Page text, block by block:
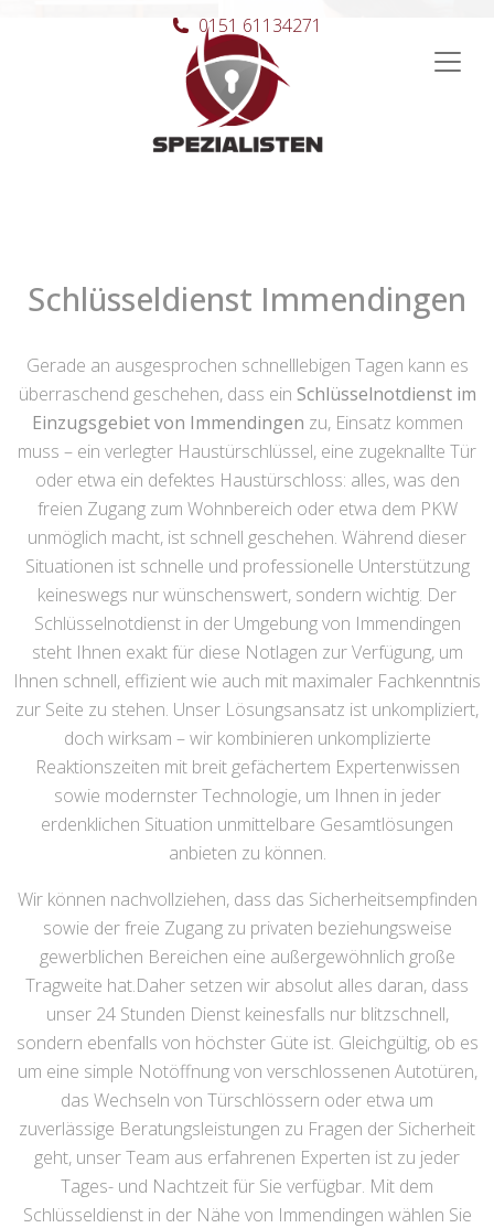
Hauptnavigation
0151 61134271
Schlüsseldienst Immendingen
Gerade an ausgesprochen schnelllebigen Tagen kann es
überraschend geschehen, dass ein Schlüsselnotdienst im
Einzugsgebiet von Immendingen zu, Einsatz kommen
muss – ein verlegter Haustürschlüssel, eine zugeknallte Tür
oder etwa ein defektes Haustürschloss: alles, was den
freien Zugang zum Wohnbereich oder etwa dem PKW
unmöglich macht, ist schnell geschehen. Während dieser
Situationen ist schnelle und professionelle Unterstützung
keineswegs nur wünschenswert, sondern wichtig. Der
Schlüsselnotdienst in der Umgebung von Immendingen
steht Ihnen exakt für diese Notlagen zur Verfügung, um
Ihnen schnell, effizient wie auch mit maximaler Fachkenntnis
zur Seite zu stehen. Unser Lösungsansatz ist unkompliziert,
doch wirksam – wir kombinieren unkomplizierte
Reaktionszeiten mit breit gefächertem Expertenwissen
sowie modernster Technologie, um Ihnen in jeder
erdenklichen Situation unmittelbare Gesamtlösungen
anbieten zu können.
Wir können nachvollziehen, dass das Sicherheitsempfinden
sowie der freie Zugang zu privaten beziehungsweise
gewerblichen Bereichen eine außergewöhnlich große
Tragweite hat.Daher setzen wir absolut alles daran, dass
unser 24 Stunden Dienst keinesfalls nur blitzschnell,
sondern ebenfalls von höchster Güte ist. Gleichgültig, ob es
um eine simple Notöffnung von verschlossenen Autotüren,
das Wechseln von Türschlössern oder etwa um
zuverlässige Beratungsleistungen zu Fragen der Sicherheit
geht, unser Team aus erfahrenen Experten ist zu jeder
Tages- und Nachtzeit für Sie verfügbar. Mit dem
Schlüsseldienst in der Nähe von Immendingen wählen Sie